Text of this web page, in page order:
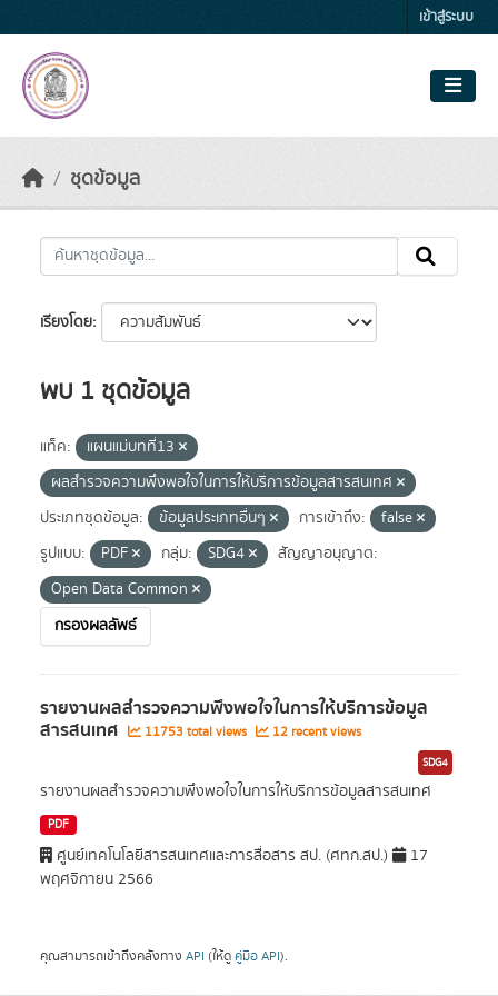
เข้าสู่ระบบ
ชุดข้อมูล
เรียงโดย
พบ 1 ชุดข้อมูล
แท็ค:
แผนแม่บทที่13
ผลสำรวจความพึงพอใจในการให้บริการข้อมูลสารสนเทศ
ประเภทชุดข้อมูล:
ข้อมูลประเภทอื่นๆ การเข้าถึง:
false
รูปแบบ:
PDF กลุ่ม: SDG4
สัญญาอนุญาต:
Open Data Common
กรองผลลัพธ์
รายงานผลสำรวจความพึงพอใจในการให้บริการข้อมูล
สารสนเทศ 11753 total views 12 recent views
SDG4
รายงานผลสำรวจความพึงพอใจในการให้บริการข้อมูลสารสนเทศ
PDF
ศูนย์เทคโนโลยีสารสนเทศและการสื่อสาร สป. (ศทก.สป.)
17
พฤศจิกายน 2566
คุณสามารถเข้าถึงคลังทาง API (ให้ดู คู่มือ API).